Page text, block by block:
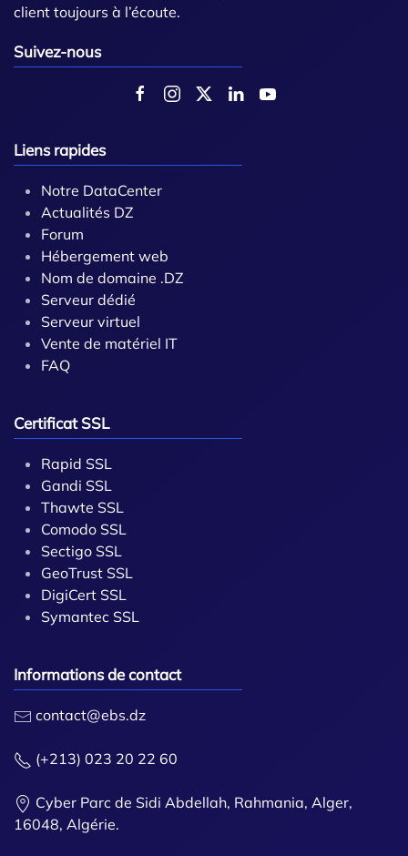
client toujours à l’écoute.
Suivez-nous
Liens rapides
Notre DataCenter
Actualités DZ
Forum
Hébergement web
Nom de domaine .DZ
Serveur dédié
Serveur virtuel
Vente de matériel IT
FAQ
Certificat SSL
Rapid SSL
Gandi SSL
Thawte SSL
Comodo SSL
Sectigo SSL
GeoTrust SSL
DigiCert SSL
Symantec SSL
Informations de contact
contact@ebs.dz
(+213) 023 20 22 60
Cyber Parc de Sidi Abdellah, Rahmania, Alger,
16048, Algérie.